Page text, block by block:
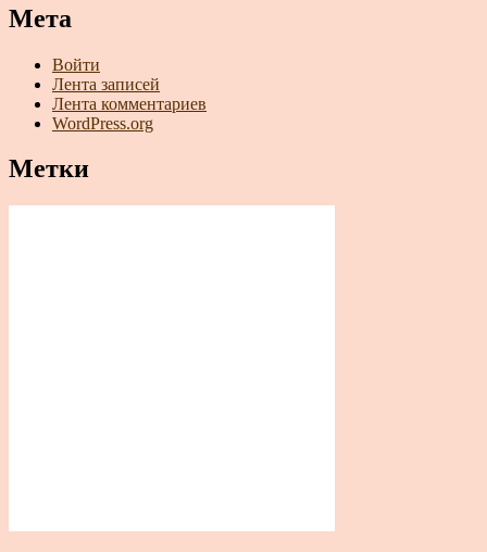
Мета
Войти
Лента записей
Лента комментариев
WordPress.org
Метки